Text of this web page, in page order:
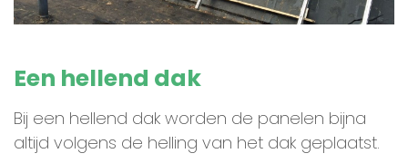
Een hellend dak
Bij een hellend dak worden de panelen bijna
altijd volgens de helling van het dak geplaatst.